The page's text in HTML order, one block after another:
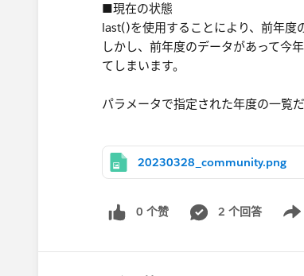
■現在の状態
last()を使用することにより、前年度
しかし、前年度のデータがあって今
てしまいます。
パラメータで指定された年度の一覧
20230328_community.png
0 个赞 2 个回答